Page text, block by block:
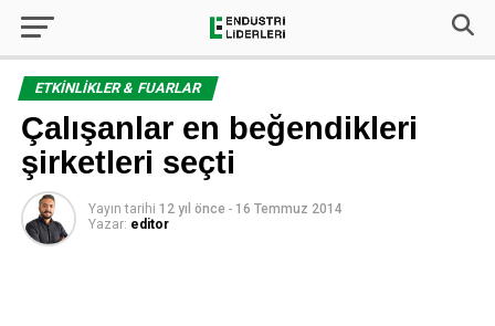
ETKINLIKLER & FUARLAR
Çalışanlar en beğendikleri
şirketleri seçti
Yayın tarihi 12 yıl önce - 16 Temmuz 2014
Yazar: editor